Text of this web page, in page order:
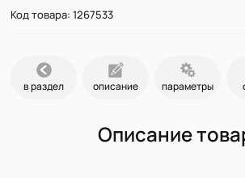
Код товара: 1267533
в раздел описание параметры
Описание